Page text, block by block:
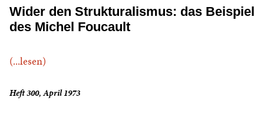
Wider den Strukturalismus: das Beispiel
des Michel Foucault
(...lesen)
Heft 300, April 1973